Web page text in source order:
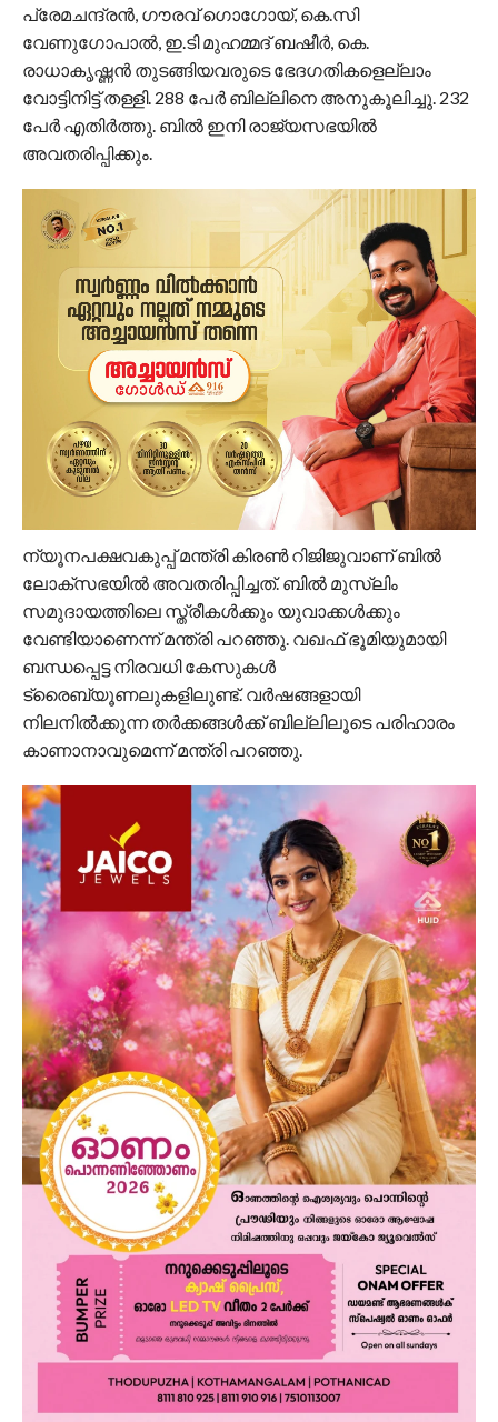
പ്രേമചന്ദ്രൻ, ഗൗരവ് ഗൊഗോയ്, കെ.സി
വേണുഗോപാൽ, ഇ.ടി മുഹമ്മദ് ബഷീർ, കെ.
രാധാകൃഷ്ണൻ തുടങ്ങിയവരുടെ ഭേദഗതികളെല്ലാം
വോട്ടിനിട്ട് തള്ളി. 288 പേർ ബില്ലിനെ അനുകൂലിച്ചു. 232
പേർ എതിർത്തു. ബിൽ ഇനി രാജ്യസഭയിൽ
അവതരിപ്പിക്കും.
ന്യൂനപക്ഷവകുപ്പ് മന്ത്രി കിരൺ റിജിജുവാണ് ബിൽ
ലോക്‌സഭയിൽ അവതരിപ്പിച്ചത്. ബിൽ മുസ്‌ലിം
സമുദായത്തിലെ സ്ത്രീകൾക്കും യുവാക്കൾക്കും
വേണ്ടിയാണെന്ന് മന്ത്രി പറഞ്ഞു. വഖഫ് ഭൂമിയുമായി
ബന്ധപ്പെട്ട നിരവധി കേസുകൾ
ട്രൈബ്യൂണലുകളിലുണ്ട്. വർഷങ്ങളായി
നിലനിൽക്കുന്ന തർക്കങ്ങൾക്ക് ബില്ലിലൂടെ പരിഹാരം
കാണാനാവുമെന്ന് മന്ത്രി പറഞ്ഞു.